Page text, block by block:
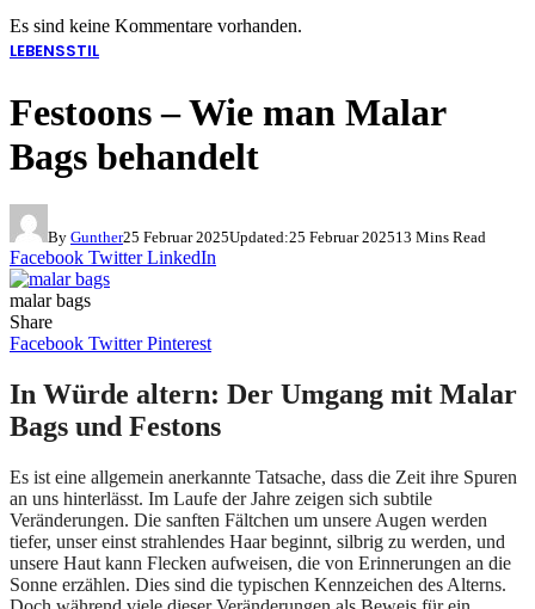
Es sind keine Kommentare vorhanden.
LEBENSSTIL
Festoons – Wie man Malar
Bags behandelt
By Gunther25 Februar 2025Updated:25 Februar 202513 Mins Read
Facebook Twitter LinkedIn
malar bags
Share
Facebook Twitter Pinterest
In Würde altern: Der Umgang mit Malar
Bags und Festons
Es ist eine allgemein anerkannte Tatsache, dass die Zeit ihre Spuren
an uns hinterlässt. Im Laufe der Jahre zeigen sich subtile
Veränderungen. Die sanften Fältchen um unsere Augen werden
tiefer, unser einst strahlendes Haar beginnt, silbrig zu werden, und
unsere Haut kann Flecken aufweisen, die von Erinnerungen an die
Sonne erzählen. Dies sind die typischen Kennzeichen des Alterns.